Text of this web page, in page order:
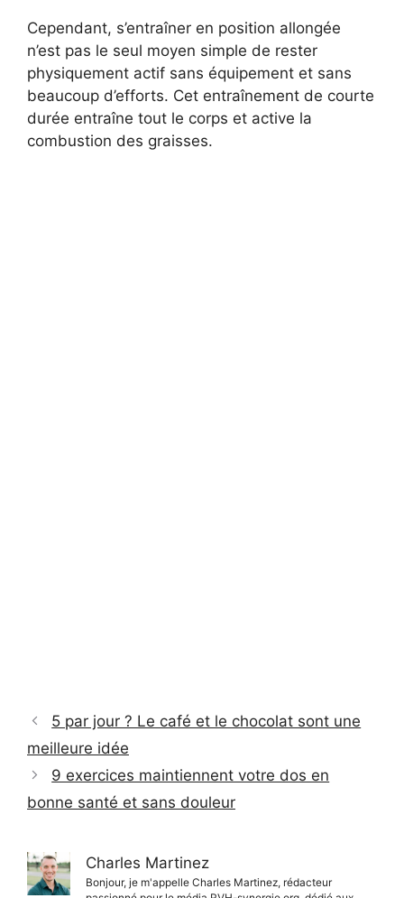
Cependant, s’entraîner en position allongée
n’est pas le seul moyen simple de rester
physiquement actif sans équipement et sans
beaucoup d’efforts. Cet entraînement de courte
durée entraîne tout le corps et active la
combustion des graisses.
5 par jour ? Le café et le chocolat sont une
meilleure idée
9 exercices maintiennent votre dos en
bonne santé et sans douleur
Charles Martinez
Bonjour, je m'appelle Charles Martinez, rédacteur